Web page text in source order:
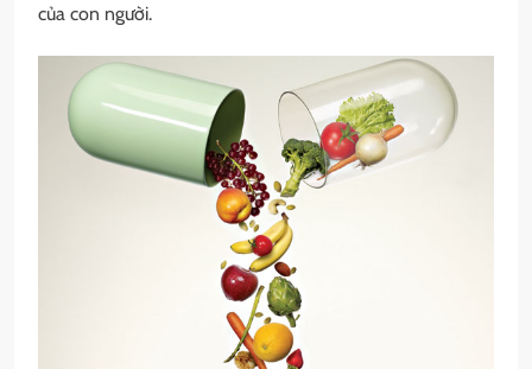
của con người.